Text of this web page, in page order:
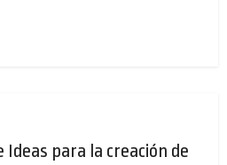
Ideas para la creación de